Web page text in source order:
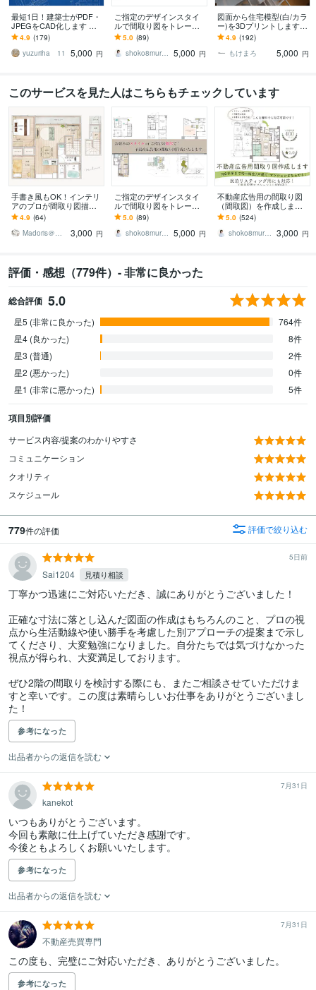
最短1日！建築士がPDF・
JPEGをCAD化します マ
ンション・戸建ての間取
りトレース。JWW・DXF
納品。
4.9 (179)
yuzuriha 11
5,000 円
ご指定のデザインスタイ
ルで間取り図をトレース
します お好みのデザイン
スタイルや指定の雛形で
の間取り図作成します
5.0 (89)
shoko8murata 5,000 円
図面から住宅模型(白/カラ
ー)を3Dプリントします
建築前に、間取り、動線
など、確認しておきたい
方、ぜひ！
4.9 (192)
もけまろ
5,000 円
このサービスを見た人はこちらもチェックしています
手書き風もOK！インテリ
アのプロが間取り図描き
ます 不動産広告チラシ/マ
イソク/民泊リスティング
に正確丁寧な図面
4.9 (64)
Madoris＠手書き風間取り図描きます
3,000 円
ご指定のデザインスタイ
ルで間取り図をトレース
します お好みのデザイン
スタイルや指定の雛形で
の間取り図作成します
5.0 (89)
shoko8murata 5,000 円
不動産広告用の間取り図
（間取図）を作成します
既存図面からトレースし
た間取図をスピーディー
に提供します
5.0 (524)
shoko8murata 3,000 円
評価・感想（779件）- 非常に良かった
総合評価 5.0
星5 (非常に良かった)
764件
星4 (良かった)
8件
星3 (普通)
2件
星2 (悪かった)
0件
星1 (非常に悪かった)
5件
項目別評価
サービス内容/提案のわかりやすさ
コミュニケーション
クオリティ
スケジュール
779件の評価 評価で絞り込む
5日前
Sai1204 見積り相談
丁寧かつ迅速にご対応いただき、誠にありがとうございました！
正確な寸法に落とし込んだ図面の作成はもちろんのこと、プロの視
点から生活動線や使い勝手を考慮した別アプローチの提案まで示し
てくださり、大変勉強になりました。自分たちでは気づけなかった
視点が得られ、大変満足しております。
ぜひ2階の間取りを検討する際にも、またご相談させていただけま
すと幸いです。この度は素晴らしいお仕事をありがとうございまし
た！
参考になった
出品者からの返信を読む
7月31日
kanekot
いつもありがとうございます。
今回も素敵に仕上げていただき感謝です。
今後ともよろしくお願いいたします。
参考になった
出品者からの返信を読む
7月31日
不動産売買専門
この度も、完璧にご対応いただき、ありがとうございました。
参考になった